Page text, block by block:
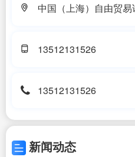
中国（上海）自由贸
13512131526
13512131526
新闻动态